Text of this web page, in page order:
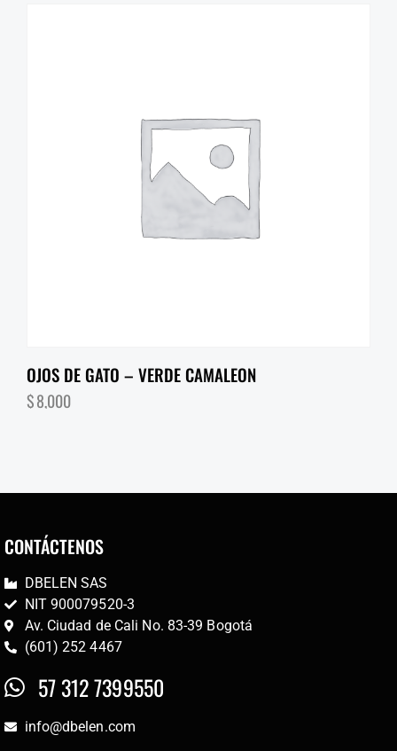
OJOS DE GATO – VERDE CAMALEON
$8,000
CONTÁCTENOS
DBELEN SAS
NIT 900079520-3
Av. Ciudad de Cali No. 83-39 Bogotá
(601) 252 4467
57 312 7399550
info@dbelen.com